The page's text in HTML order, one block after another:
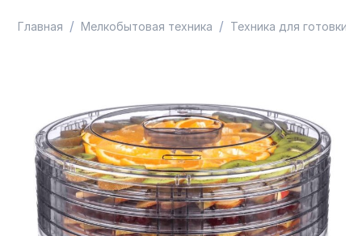
Главная / Мелкобытовая техника / Техника для готовки